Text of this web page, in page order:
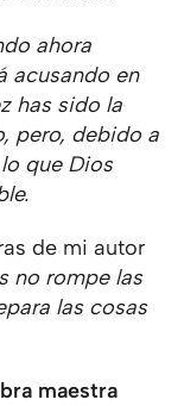
ahora
acusando en
has sido la
pero, debido a
que Dios
de mi autor
no rompe las
las cosas
maestra